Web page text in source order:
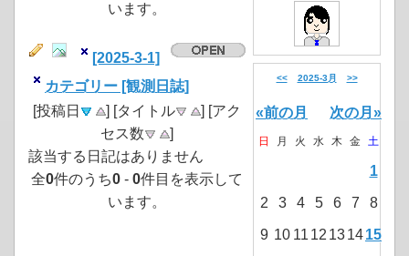
います。
[2025-3-1]
カテゴリー [観測日誌]
[投稿日
] [タイトル
] [アク
セス数
]
該当する日記はありません
全0件のうち0 - 0件目を表示して
います。
<< 2025-3月 >>
«前の月 次の月»
日 月 火 水 木 金 土
1
2 3 4 5 6 7 8
9 10 11 12 131415